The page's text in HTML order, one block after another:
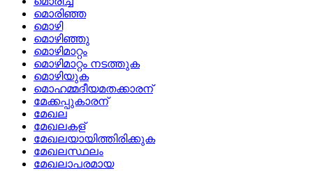
മൊരിഞ്ഞ
മൊഴി
മൊഴിഞ്ഞു
മൊഴിമാറ്റം
മൊഴിമാറ്റം നടത്തുക
മൊഴിയുക
മൊഹമ്മദീയമതക്കാരന്
മേക്കപ്പുകാരന്
മേഖല
മേഖലകള്
മേഖലയായിത്തിരിക്കുക
മേഖലസ്ഥലം
മേഖലാപരമായ